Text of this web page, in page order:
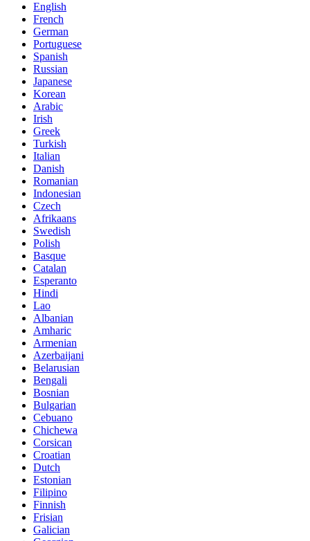
English
French
German
Portuguese
Spanish
Russian
Japanese
Korean
Arabic
Irish
Greek
Turkish
Italian
Danish
Romanian
Indonesian
Czech
Afrikaans
Swedish
Polish
Basque
Catalan
Esperanto
Hindi
Lao
Albanian
Amharic
Armenian
Azerbaijani
Belarusian
Bengali
Bosnian
Bulgarian
Cebuano
Chichewa
Corsican
Croatian
Dutch
Estonian
Filipino
Finnish
Frisian
Galician